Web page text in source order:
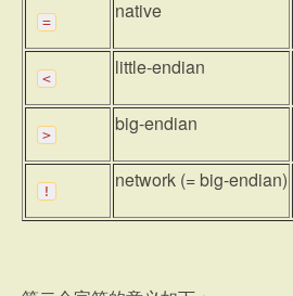
= native
< little-endian
> big-endian
! network (= big-endian)